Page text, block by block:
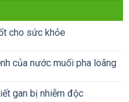
cho sức khỏe
của nước muối pha loãng
gan bị nhiễm độc